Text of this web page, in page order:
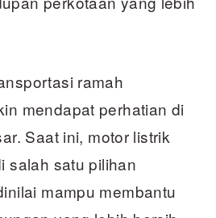
ramah
mendapat perhatian di
Saat ini, motor listrik
salah satu pilihan
mampu membantu